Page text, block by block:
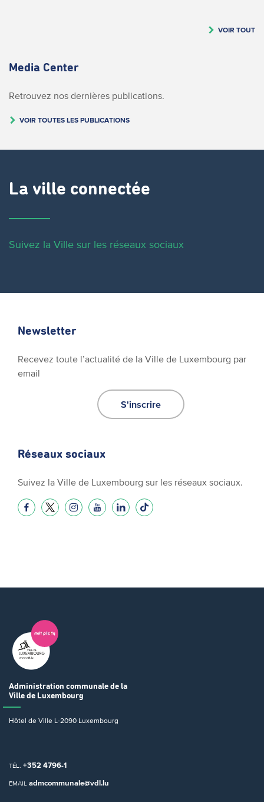
VOIR TOUT
Media Center
Retrouvez nos dernières publications.
VOIR TOUTES LES PUBLICATIONS
La ville connectée
Suivez la Ville sur les réseaux sociaux
Newsletter
Recevez toute l’actualité de la Ville de Luxembourg par
email
S'inscrire
Réseaux sociaux
Suivez la Ville de Luxembourg sur les réseaux sociaux.
Administration communale de la
Ville de Luxembourg
Hôtel de Ville L-2090 Luxembourg
TÉL. +352 4796-1
EMAIL admcommunale@vdl.lu